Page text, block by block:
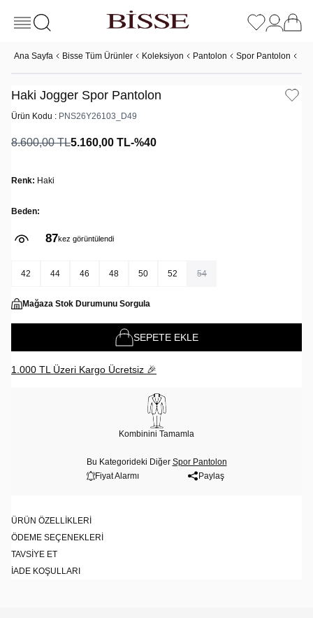
Ana Sayfa Bisse Tüm Ürünler Koleksiyon Pantolon Spor Pantolon
Haki Jogger Spor Pantolon
Ürün Kodu : PNS26Y26103_D49
8.600,00TL5.160,00 TL-%40
Renk: Haki
Beden:
87kez görüntülendi
2kez satın alındı
42 44 46 48 50 52 54
Mağaza Stok Durumunu Sorgula
SEPETE EKLE
1.000 TL Üzeri Kargo Ücretsiz 🎉
Kombinini Tamamla
Bu Kategorideki Diğer Spor Pantolon
Fiyat Alarmı
Paylaş
ÜRÜN ÖZELLIKLERI
ÖDEME SEÇENEKLERI
TAVSIYE ET
İADE KOŞULLARI